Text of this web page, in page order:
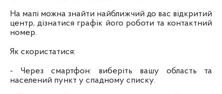
На мапі можна знайти найближчий до вас відкритий
центр, дізнатися графік його роботи та контактний
номер.
Як скористатися:
- Через смартфон: виберіть вашу область та
населений пункт у спадному списку.